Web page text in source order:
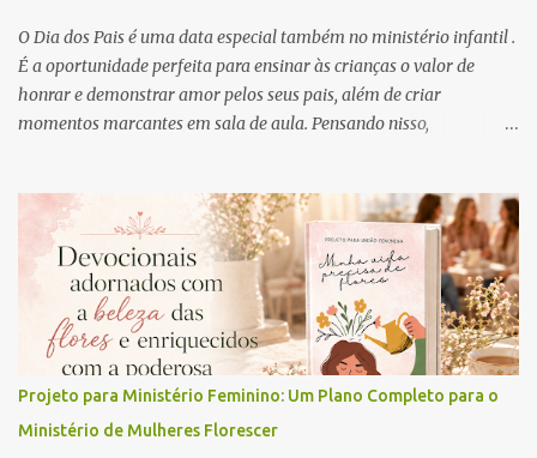
O Dia dos Pais é uma data especial também no ministério infantil .
É a oportunidade perfeita para ensinar às crianças o valor de
honrar e demonstrar amor pelos seus pais, além de criar
momentos marcantes em sala de aula. Pensando nisso,
este dia: o mini livro “Meu Super Pai” .
Projeto para Ministério Feminino: Um Plano Completo para o
Ministério de Mulheres Florescer